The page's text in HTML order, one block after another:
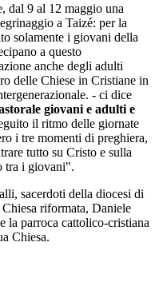
dal 9 al 12 maggio una
a Taizé: per la
solamente i giovani della
a questo
anche degli adulti
delle Chiese in Cristiane in
- ci dice
giovani e adulti e
il ritmo delle giornate
i tre momenti di preghiera,
tutto su Cristo e sulla
tra i giovani".
sacerdoti della diocesi di
riformata, Daniele
la parroca cattolico-cristiana
Chiesa.